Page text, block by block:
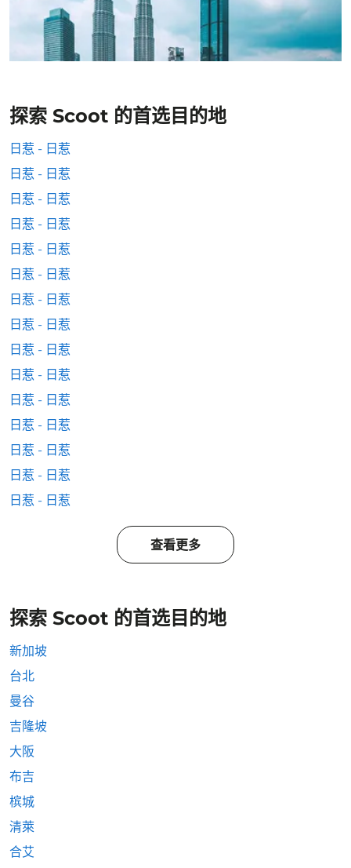
探索 Scoot 的首选目的地
日惹 - 日惹
日惹 - 日惹
日惹 - 日惹
日惹 - 日惹
日惹 - 日惹
日惹 - 日惹
日惹 - 日惹
日惹 - 日惹
日惹 - 日惹
日惹 - 日惹
日惹 - 日惹
日惹 - 日惹
日惹 - 日惹
日惹 - 日惹
日惹 - 日惹
查看更多
探索 Scoot 的首选目的地
新加坡
台北
曼谷
吉隆坡
大阪
布吉
槟城
清萊
合艾